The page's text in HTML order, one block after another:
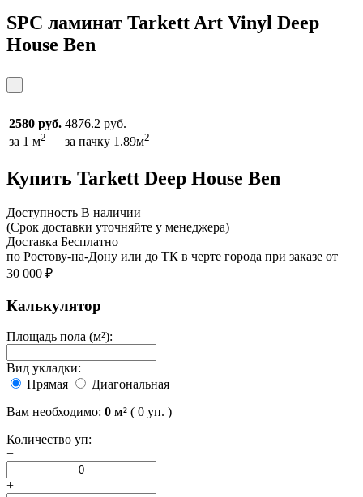
SPC ламинат Tarkett Art Vinyl Deep
House Ben
2580 руб.
за 1 м2
4876.2 руб.
за пачку 1.89м2
Купить Tarkett Deep House Ben
Доcтупность В наличии
(Срок доставки уточняйте у менеджера)
Доставка Бесплатно
по Ростову-на-Дону или до ТК в черте города при заказе от
30 000 ₽
Калькулятор
Площадь пола (м²):
Вид укладки:
Прямая
Диагональная
Вам необходимо: 0 м² ( 0 уп. )
Количество уп:
−
+